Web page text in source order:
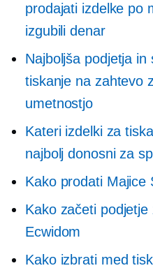
prodajati izdelke po
izgubili denar
Najboljša podjetja
tiskanje na zahtevo
umetnostjo
Kateri izdelki za
najbolj donosni za
Kako prodati Majice
Kako začeti
Ecwidom
Kako izbrati med